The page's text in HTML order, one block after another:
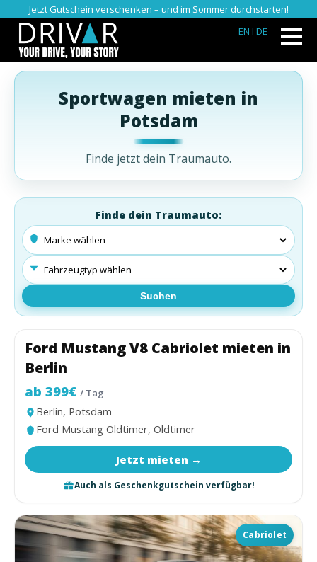
Jetzt Gutschein verschenken – und im Sommer durchstarten!
EN I DE
Sportwagen mieten in
Potsdam
Finde jetzt dein Traumauto.
Finde dein Traumauto:
Suchen
Cabriolet
Ford Mustang V8 Cabriolet mieten in
Berlin
ab 399€ / Tag
Berlin, Potsdam
Ford Mustang Oldtimer, Oldtimer
Jetzt mieten →
Auch als Geschenkgutschein verfügbar!
Cabriolet